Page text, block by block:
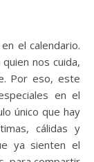
nos cuida,
Por eso, este
en el
único que hay
cálidas y
ya sienten el